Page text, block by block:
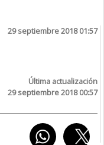
29 septiembre 2018 01:57
Última actualización
29 septiembre 2018 00:57